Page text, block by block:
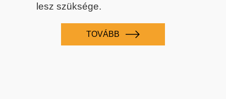
lesz szüksége.
TOVÁBB